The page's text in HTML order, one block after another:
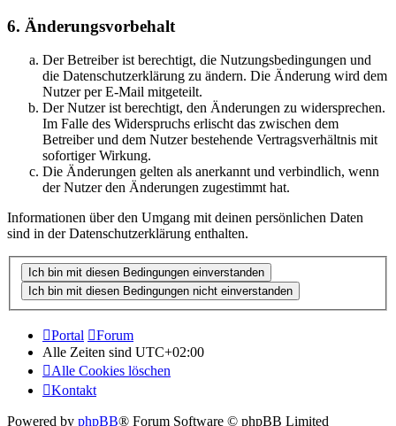
6. Änderungsvorbehalt
Der Betreiber ist berechtigt, die Nutzungsbedingungen und
die Datenschutzerklärung zu ändern. Die Änderung wird dem
Nutzer per E-Mail mitgeteilt.
Der Nutzer ist berechtigt, den Änderungen zu widersprechen.
Im Falle des Widerspruchs erlischt das zwischen dem
Betreiber und dem Nutzer bestehende Vertragsverhältnis mit
sofortiger Wirkung.
Die Änderungen gelten als anerkannt und verbindlich, wenn
der Nutzer den Änderungen zugestimmt hat.
Informationen über den Umgang mit deinen persönlichen Daten
sind in der Datenschutzerklärung enthalten.
Portal
Forum
Alle Zeiten sind UTC+02:00
Alle Cookies löschen
Kontakt
Powered by phpBB® Forum Software © phpBB Limited